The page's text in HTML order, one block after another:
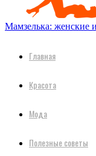
Мамзелька: женские
Главная
Красота
Мода
Полезные советы